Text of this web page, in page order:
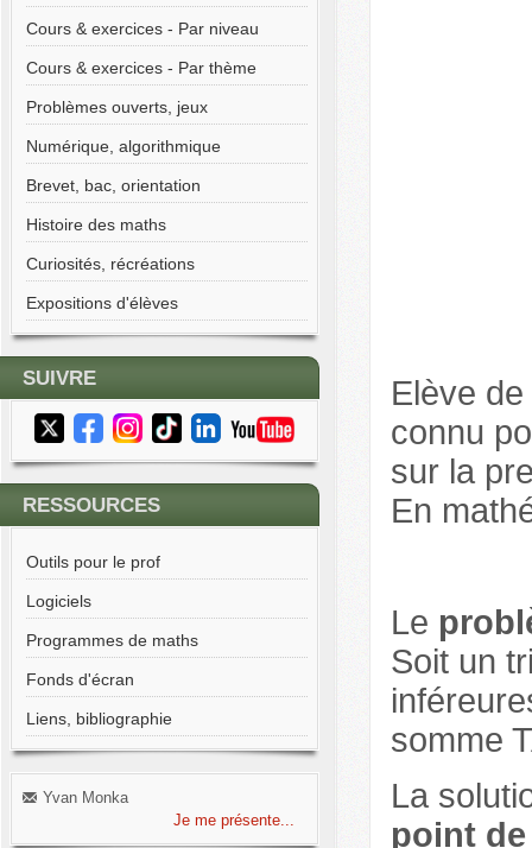
Cours & exercices - Par niveau
Cours & exercices - Par thème
Problèmes ouverts, jeux
Numérique, algorithmique
Brevet, bac, orientation
Histoire des maths
Curiosités, récréations
Expositions d'élèves
SUIVRE
RESSOURCES
Outils pour le prof
Logiciels
Programmes de maths
Fonds d'écran
Liens, bibliographie
Yvan Monka
Je me présente...
Elève
connu
sur la
En
Le
Soit un
somme
La
point